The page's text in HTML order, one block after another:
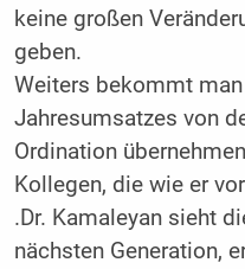
keine großen
geben.
Weiters bekommt
Jahresumsatzes von
Ordination
Kollegen, die wie er
.Dr. Kamaleyan sieht
nächsten Generation,